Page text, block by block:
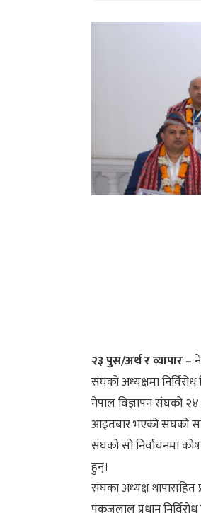
२३ पुस/अर्थ र व्यापार –
संघको अध्यक्षमा
नेपाल विज्ञापन संघको २४
आइतबार भएको संघको
संघको सो निर्वाचनमा
हुन्।
संघका अध्यक्ष थापासहित
पंकजलाल प्रधान